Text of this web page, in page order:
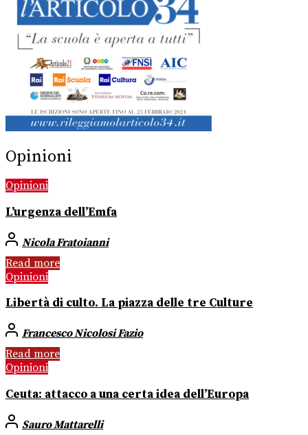
Opinioni
Opinioni
L’urgenza dell’Emfa
Nicola Fratoianni
Read more
Opinioni
Libertà di culto. La piazza delle tre Culture
Francesco Nicolosi Fazio
Read more
Opinioni
Ceuta: attacco a una certa idea dell’Europa
Sauro Mattarelli